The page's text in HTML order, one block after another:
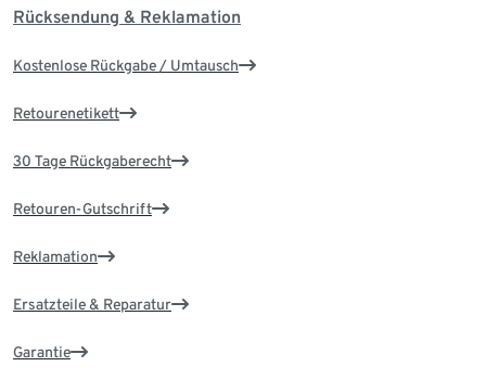
Rücksendung & Reklamation
Kostenlose Rückgabe / Umtausch
Retourenetikett
30 Tage Rückgaberecht
Retouren-Gutschrift
Reklamation
Ersatzteile & Reparatur
Garantie